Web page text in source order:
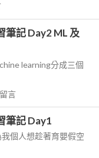
記 Day2 ML 及
learning分成三個
言
筆記 Day1
個人想趁著育嬰假空